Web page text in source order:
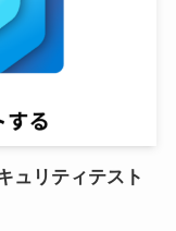
ュリティテスト